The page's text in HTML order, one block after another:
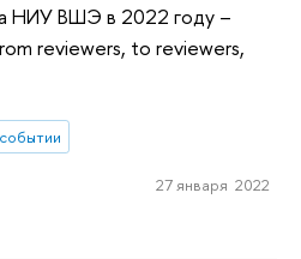
НИУ ВШЭ в 2022 году –
reviewers, to reviewers,
27 января 2022